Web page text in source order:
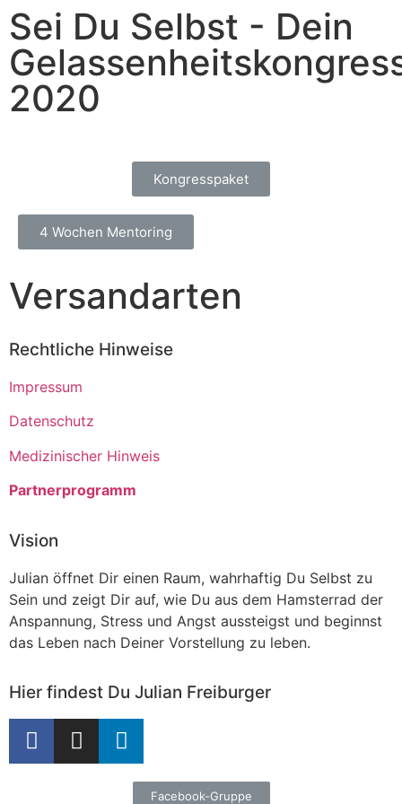
Sei Du Selbst - Dein
2020
Kongresspaket
4 Wochen Mentoring
Versandarten
Rechtliche Hinweise
Impressum
Datenschutz
Medizinischer Hinweis
Partnerprogramm
Vision
Julian öffnet Dir einen Raum, wahrhaftig Du Selbst zu
Sein und zeigt Dir auf, wie Du aus dem Hamsterrad der
Anspannung, Stress und Angst aussteigst und beginnst
das Leben nach Deiner Vorstellung zu leben.
Hier findest Du Julian Freiburger
Facebook-Gruppe